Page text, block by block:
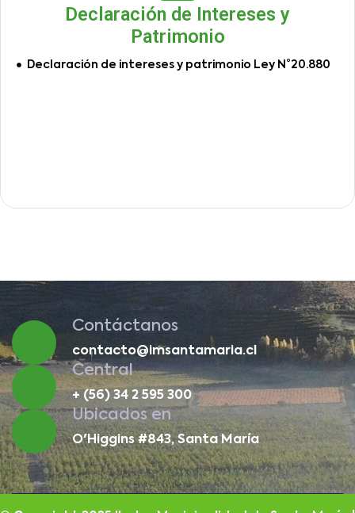
Declaración de Intereses y
Patrimonio
Declaración de intereses y patrimonio Ley N°20.880
Contáctanos
contacto@imsantamaria.cl
Central
+ (56) 34 2 595 300
Ubicados en
O'Higgins #843, Santa María